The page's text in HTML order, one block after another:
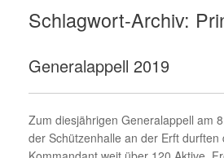
Schlagwort-Archiv:
Generalappell 2019
Zum diesjährigen Generalappell am
der Schützenhalle an der Erft